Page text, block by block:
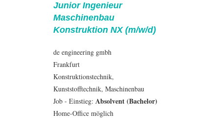
Junior Ingenieur
Maschinenbau
Konstruktion NX (m/w/d)
de engineering gmbh
Frankfurt
Konstruktionstechnik,
Kunststofftechnik, Maschinenbau
Job - Einstieg: Absolvent (Bachelor)
Home-Office möglich